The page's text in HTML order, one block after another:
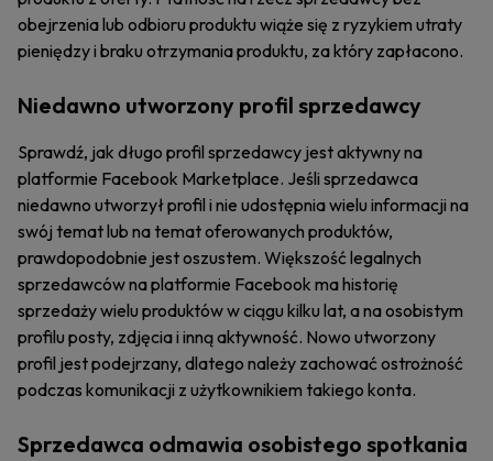
obejrzenia lub odbioru produktu wiąże się z ryzykiem utraty
pieniędzy i braku otrzymania produktu, za który zapłacono.
Niedawno utworzony profil sprzedawcy
Sprawdź, jak długo profil sprzedawcy jest aktywny na
platformie Facebook Marketplace. Jeśli sprzedawca
niedawno utworzył profil i nie udostępnia wielu informacji na
swój temat lub na temat oferowanych produktów,
prawdopodobnie jest oszustem. Większość legalnych
sprzedawców na platformie Facebook ma historię
sprzedaży wielu produktów w ciągu kilku lat, a na osobistym
profilu posty, zdjęcia i inną aktywność. Nowo utworzony
profil jest podejrzany, dlatego należy zachować ostrożność
podczas komunikacji z użytkownikiem takiego konta.
Sprzedawca odmawia osobistego spotkania